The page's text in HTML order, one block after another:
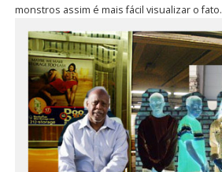
monstros assim é mais fácil visualizar o fato.